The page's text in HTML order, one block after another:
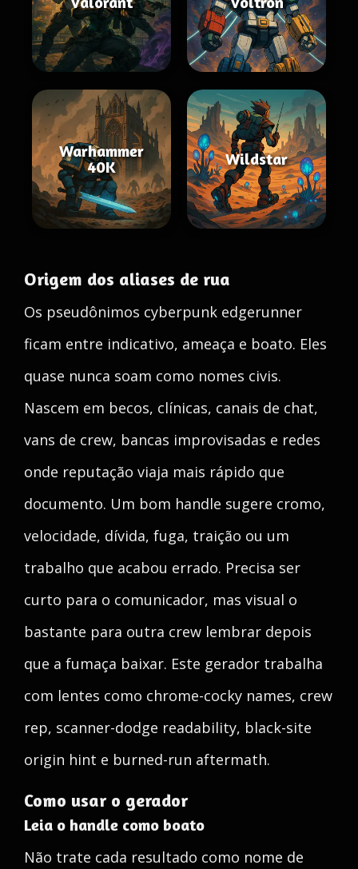
Warhammer
40K
Wildstar
Origem dos aliases de rua
Os pseudônimos cyberpunk edgerunner
ficam entre indicativo, ameaça e boato. Eles
quase nunca soam como nomes civis.
Nascem em becos, clínicas, canais de chat,
vans de crew, bancas improvisadas e redes
onde reputação viaja mais rápido que
documento. Um bom handle sugere cromo,
velocidade, dívida, fuga, traição ou um
trabalho que acabou errado. Precisa ser
curto para o comunicador, mas visual o
bastante para outra crew lembrar depois
que a fumaça baixar. Este gerador trabalha
com lentes como chrome-cocky names, crew
rep, scanner-dodge readability, black-site
origin hint e burned-run aftermath.
Como usar o gerador
Leia o handle como boato
Não trate cada resultado como nome de